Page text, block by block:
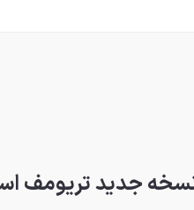
تریومف استریت تریپل ۷۶۵